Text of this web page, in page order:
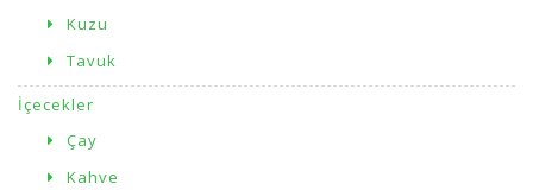
Kuzu
Tavuk
İçecekler
Çay
Kahve